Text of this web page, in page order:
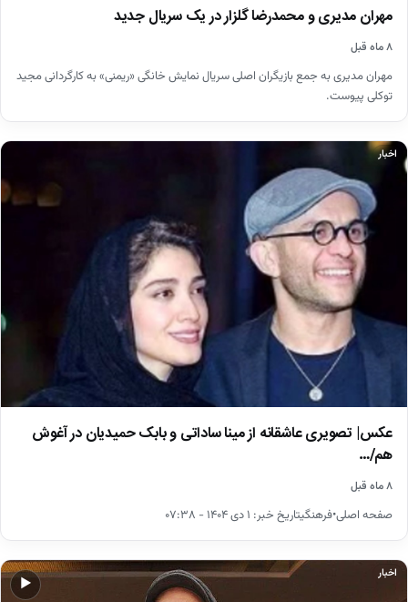
مهران مدیری و محمدرضا گلزار در یک سریال جدید
۸ ماه قبل
مهران مدیری به جمع بازیگران اصلی سریال نمایش خانگی «ریمنی» به کارگردانی مجید
توکلی پیوست.
اخبار
عکس| تصویری عاشقانه از مینا ساداتی و بابک حمیدیان در آغوش
هم/…
۸ ماه قبل
صفحه اصلی•فرهنگیتاریخ خبر: ۱ دی ۱۴۰۴ - ۰۷:۳۸
▶
اخبار